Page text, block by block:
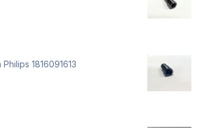
1816091613